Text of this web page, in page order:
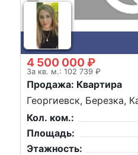
4 500 000 ₽
За кв. м.: 102 739 ₽
Продажа: Квартира
Георгиевск, Березка,
Кол. ком.:
Площадь:
Этажность: